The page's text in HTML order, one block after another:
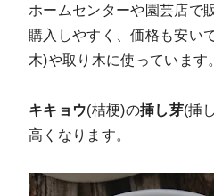
ホームセンターや園芸店で
購入しやすく、価格も安い
木)や取り木に使っています。
キキョウ(桔梗)の挿し芽(挿
高くなります。